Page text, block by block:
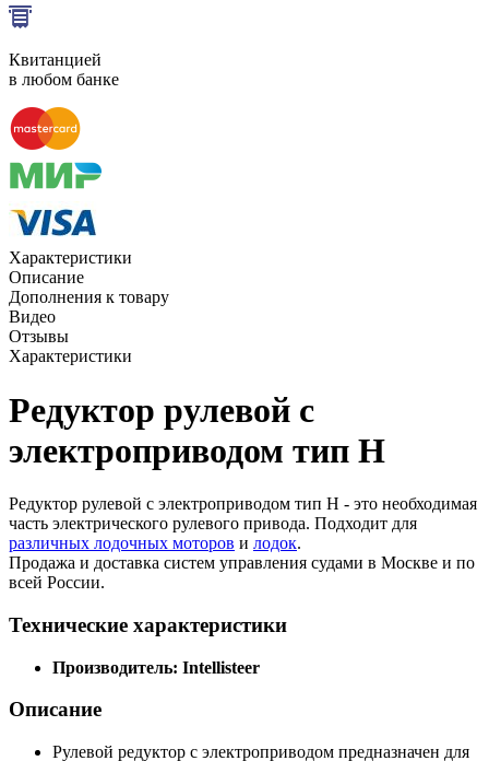
Квитанцией
в любом банке
Характеристики
Описание
Дополнения к товару
Видео
Отзывы
Характеристики
Редуктор рулевой с
электроприводом тип H
Редуктор рулевой с электроприводом тип H - это необходимая
часть электрического рулевого привода. Подходит для
различных лодочных моторов и лодок.
Продажа и доставка систем управления судами в Москве и по
всей России.
Технические характеристики
Производитель: Intellisteer
Описание
Рулевой редуктор с электроприводом предназначен для